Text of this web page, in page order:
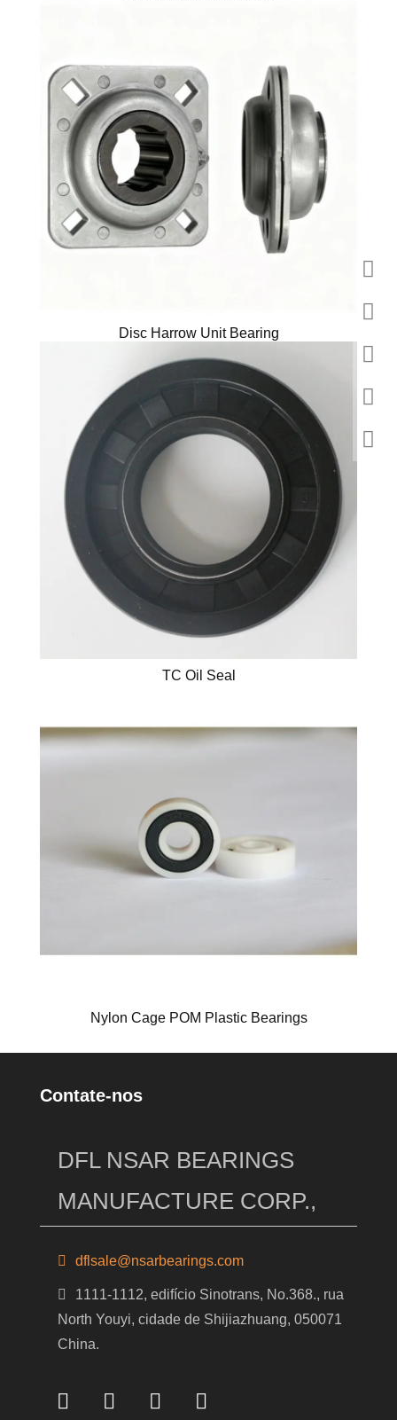
Disc Harrow Unit Bearing
TC Oil Seal
Nylon Cage POM Plastic Bearings
Contate-nos
DFL NSAR BEARINGS
MANUFACTURE CORP.,
dflsale@nsarbearings.com
1111-1112, edifício Sinotrans, No.368., rua
North Youyi, cidade de Shijiazhuang, 050071
China.